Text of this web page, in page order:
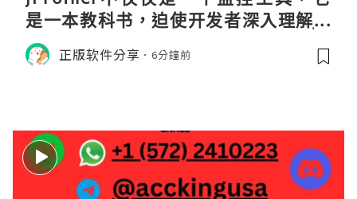
是一本教科书，迫使开发者深入理解JV
M的内存模型、垃圾回收机制和并发原
理。通过直观的可视化数据，它将抽象
正版软件分享 6分鐘前